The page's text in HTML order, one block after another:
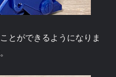
とができるようになりま